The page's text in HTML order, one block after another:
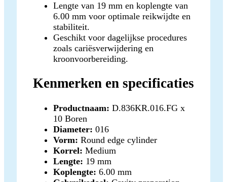
Lengte van 19 mm en koplengte van
6.00 mm voor optimale reikwijdte en
stabiliteit.
Geschikt voor dagelijkse procedures
zoals cariësverwijdering en
kroonvoorbereiding.
Kenmerken en specificaties
Productnaam: D.836KR.016.FG x
10 Boren
Diameter: 016
Vorm: Round edge cylinder
Korrel: Medium
Lengte: 19 mm
Koplengte: 6.00 mm